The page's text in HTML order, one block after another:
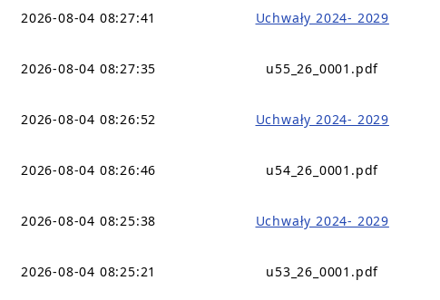
2026-08-04 08:27:41 Uchwały 2024- 2029
2026-08-04 08:27:35 u55_26_0001.pdf
2026-08-04 08:26:52 Uchwały 2024- 2029
2026-08-04 08:26:46 u54_26_0001.pdf
2026-08-04 08:25:38 Uchwały 2024- 2029
2026-08-04 08:25:21 u53_26_0001.pdf